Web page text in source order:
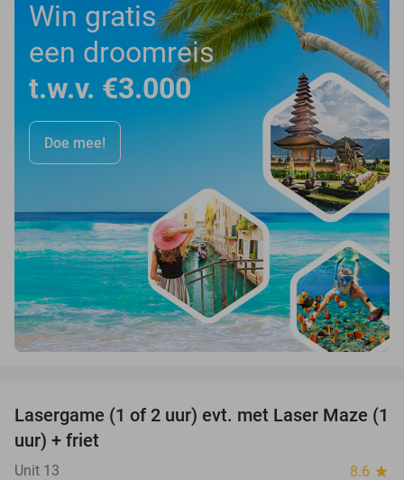
Win gratis
een droomreis
t.w.v. €3.000
Doe mee!
22%
Lasergame (1 of 2 uur) evt. met Laser Maze (1
uur) + friet
Unit 13 8.6 star